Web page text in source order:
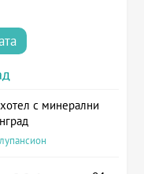
с минерални